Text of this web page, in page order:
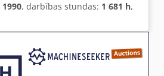
1990, darbības stundas: 1 681 h,